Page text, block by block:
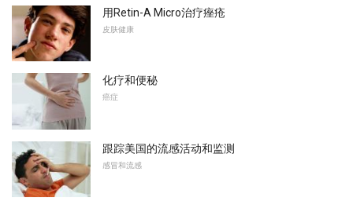
用Retin-A Micro治疗痤疮
皮肤健康
化疗和便秘
癌症
跟踪美国的流感活动和监测
感冒和流感